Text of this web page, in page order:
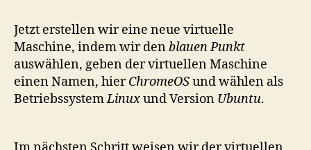
Jetzt erstellen wir eine neue virtuelle
Maschine, indem wir denblauen Punkt
auswählen, geben der virtuellen Maschine
einen Namen, hierChromeOSund wählen als
BetriebssystemLinuxund Version Ubuntu.